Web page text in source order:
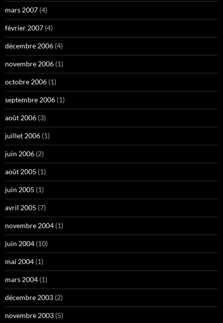
mars 2007 (4)
février 2007 (4)
décembre 2006 (4)
novembre 2006 (1)
octobre 2006 (1)
septembre 2006 (1)
août 2006 (3)
juillet 2006 (1)
juin 2006 (2)
août 2005 (1)
juin 2005 (1)
avril 2005 (7)
novembre 2004 (1)
juin 2004 (10)
mai 2004 (1)
mars 2004 (1)
décembre 2003 (2)
novembre 2003 (5)